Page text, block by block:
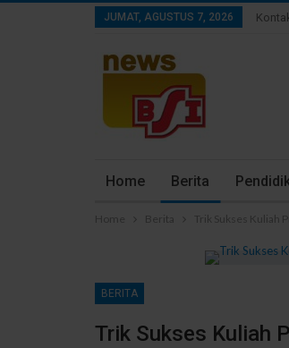
JUMAT, AGUSTUS 7, 2026
Home Berita
Home Berita Trik Sukses Kuliah
BERITA
Trik Sukses Kuliah